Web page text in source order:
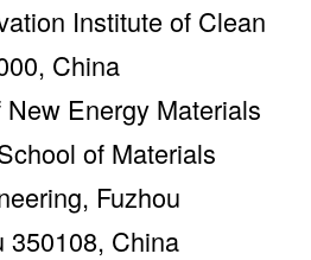
Institute of Clean
China
Energy Materials
of Materials
Fuzhou
350108, China